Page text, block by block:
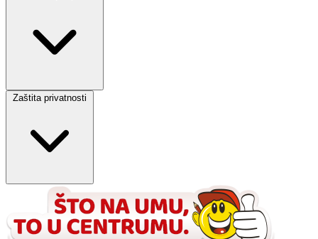
Zaštita privatnosti